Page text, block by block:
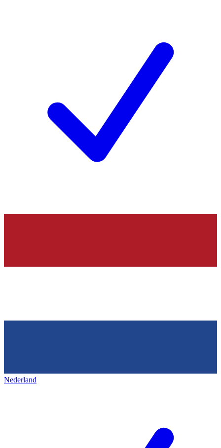
Nederland